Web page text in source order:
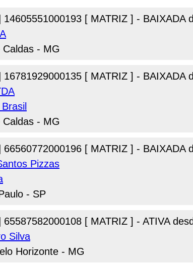
| 14605551000193 [ MATRIZ ] - BAIXADA
- MG
| 16781929000135 [ MATRIZ ] - BAIXADA
- MG
| 66560772000196 [ MATRIZ ] - BAIXADA
Pizzas
- SP
| 65587582000108 [ MATRIZ ] - ATIVA
Silva
Horizonte - MG